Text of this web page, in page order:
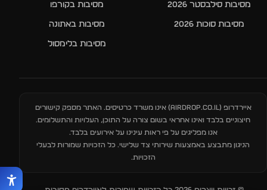
מסיבות סילבסטר 2026
מסיבות סוכות 2026
מסיבות בקורפו
מסיבות באתונה
מסיבות בלימסול
איירדרופ (AIRDROP.CO.IL) אינו משרד כרטיסים. האתר מספק קישורים
חיצוניים בלבד ואינו אחראי בשום צורה על התוכן, העלויות והתשלומים.
אנו מפליגים על פי ראות עינינו על אירועים בלבד.
הניגון מתבצע באמצעות שירותי צד שלישי. כל הזכויות שמורות לבעלי
הזכויות.